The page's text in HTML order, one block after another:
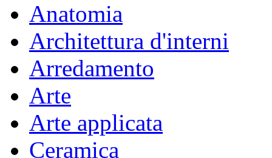
Anatomia
Architettura d'interni
Arredamento
Arte
Arte applicata
Ceramica